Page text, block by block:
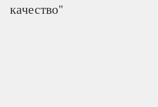
качество"